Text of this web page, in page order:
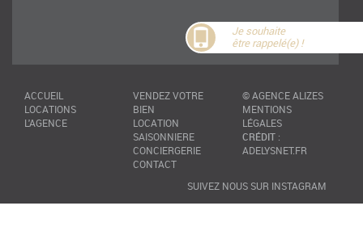
ACCUEIL
LOCATIONS
L'AGENCE
VENDEZ VOTRE
BIEN
LOCATION
SAISONNIERE
CONCIERGERIE
CONTACT
©AGENCE ALIZES
MENTIONS
LÉGALES
CRÉDIT:
ADELYSNET.FR
SUIVEZ NOUS SUR INSTAGRAM
Je souhaite
être rappelé(e) !